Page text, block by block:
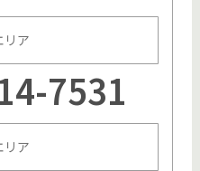
リア
7531
リア